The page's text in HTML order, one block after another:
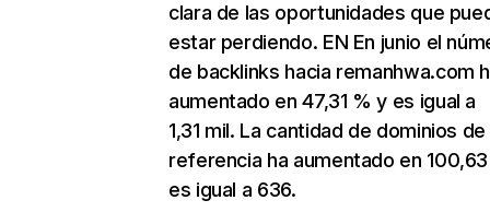
clara de las oportunidades que
estar perdiendo. EN En junio el
de backlinks hacia remanhwa.com
aumentado en 47,31 % y es igual a
1,31 mil. La cantidad de dominios de
referencia ha aumentado en
es igual a 636.